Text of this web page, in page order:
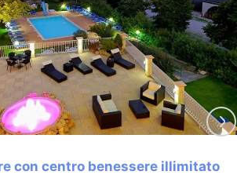
con centro benessere illimitato